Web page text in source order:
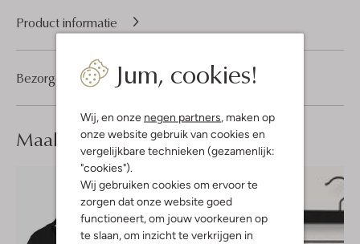
Jum, cookies!
Wij, en onze negen partners , maken op
onze website gebruik van cookies en
vergelijkbare technieken (gezamenlijk:
"cookies").
Wij gebruiken cookies om ervoor te
zorgen dat onze website goed
functioneert, om jouw voorkeuren op
te slaan, om inzicht te verkrijgen in
Product informatie
Bezorgen & retourneren
Maak jelook compleet